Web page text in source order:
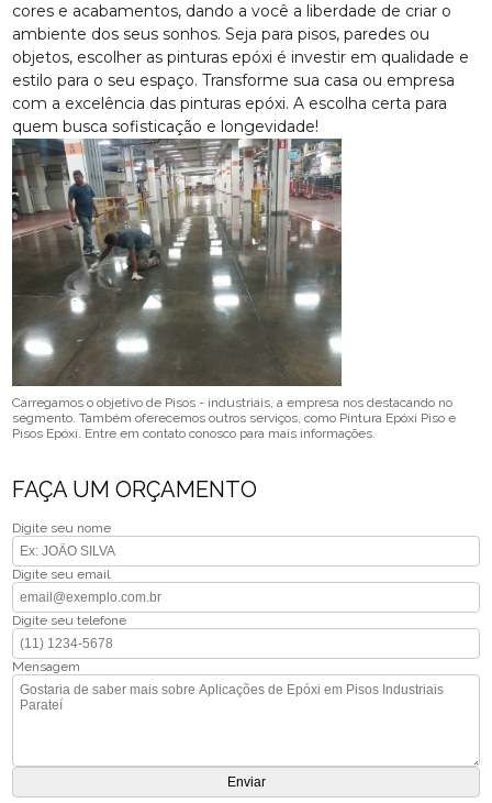
cores e acabamentos, dando a você a liberdade de criar o
ambiente dos seus sonhos. Seja para pisos, paredes ou
objetos, escolher as pinturas epóxi é investir em qualidade e
estilo para o seu espaço. Transforme sua casa ou empresa
com a excelência das pinturas epóxi. A escolha certa para
quem busca sofisticação e longevidade!
Carregamos o objetivo de Pisos - industriais, a empresa nos destacando no
segmento. Também oferecemos outros serviços, como Pintura Epóxi Piso e
Pisos Epóxi. Entre em contato conosco para mais informações.
FAÇA UM ORÇAMENTO
Digite seu nome
Digite seu email
Digite seu telefone
Mensagem